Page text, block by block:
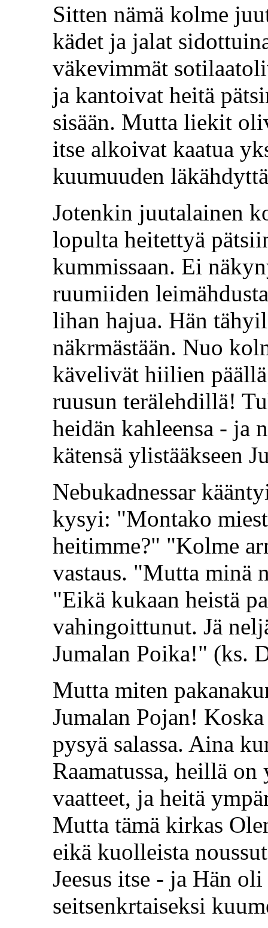
Sitten nämä kolme
kädet ja jalat
väkevimmät
ja kantoivat heitä
sisään. Mutta liekit
itse alkoivat kaatua
kuumuuden
Jotenkin juutalainen
lopulta heitettyä
kummissaan. Ei
ruumiiden
lihan hajua. Hän
näkrmästään. Nuo
kävelivät hiilien
ruusun terälehdillä!
heidän kahleensa - ja
kätensä ylistääkseen
Nebukadnessar
kysyi: "Montako
heitimme?" "Kolme
vastaus. "Mutta minä
"Eikä kukaan heistä
vahingoittunut. Jä
Jumalan Poika!" (ks.
Mutta miten
Jumalan Pojan!
pysyä salassa. Aina
Raamatussa, heillä
vaatteet, ja heitä
Mutta tämä kirkas
eikä kuolleista
Jeesus itse - ja Hän
seitsenkrtaiseksi